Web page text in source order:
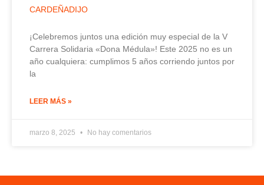
CARDEÑADIJO
¡Celebremos juntos una edición muy especial de la V
Carrera Solidaria «Dona Médula»! Este 2025 no es un
año cualquiera: cumplimos 5 años corriendo juntos por
la
LEER MÁS »
marzo 8, 2025 No hay comentarios